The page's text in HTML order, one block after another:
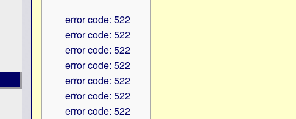
error code: 522
error code: 522
error code: 522
error code: 522
error code: 522
error code: 522
error code: 522